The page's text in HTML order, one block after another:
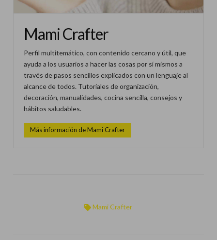
Mami Crafter
Perfil multitemático, con contenido cercano y útil, que
ayuda a los usuarios a hacer las cosas por sí mismos a
través de pasos sencillos explicados con un lenguaje al
alcance de todos. Tutoriales de organización,
decoración, manualidades, cocina sencilla, consejos y
hábitos saludables.
Más información de Mami Crafter
Mami Crafter